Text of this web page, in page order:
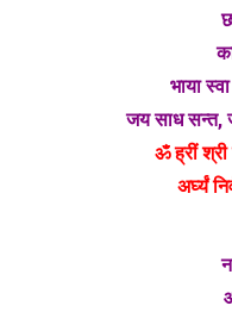
भाया
जय साध सन्त,
ॐ ह्रीं श्री
अर्घ्यं